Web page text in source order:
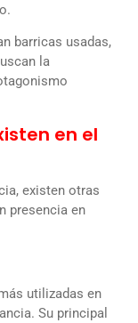
barricas usadas,
la
en el
existen otras
presencia en
utilizadas en
Su principal